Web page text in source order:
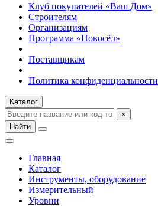
Клуб покупателей «Ваш Дом»
Строителям
Организациям
Программа «Новосёл»
Поставщикам
Политика конфиденциальности
Каталог
×
Найти
Главная
Каталог
Инструменты, оборудование
Измерительный
Уровни